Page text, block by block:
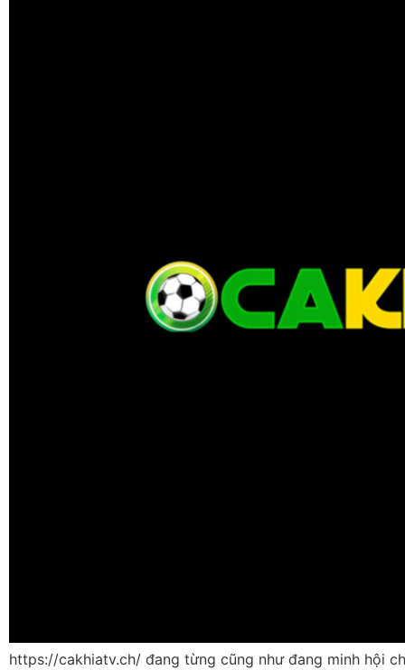
https://cakhiatv.ch/ đang từng cũng như đang minh hội